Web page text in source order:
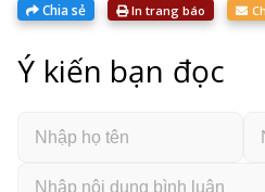
Chia sẻ In trang báo
Ý kiến bạn đọc